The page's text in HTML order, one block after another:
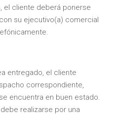
el cliente deberá ponerse
su ejecutivo(a) comercial
entregado, el cliente
correspondiente,
encuentra en buen estado.
realizarse por una